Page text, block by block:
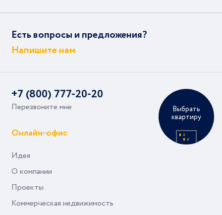
Выбрать
квартиру
Есть вопросы и предложения?
Напишите нам
+7 (800) 777-20-20
Перезвоните мне
Онлайн-офис
Идея
О компании
Проекты
Коммерческая недвижимость